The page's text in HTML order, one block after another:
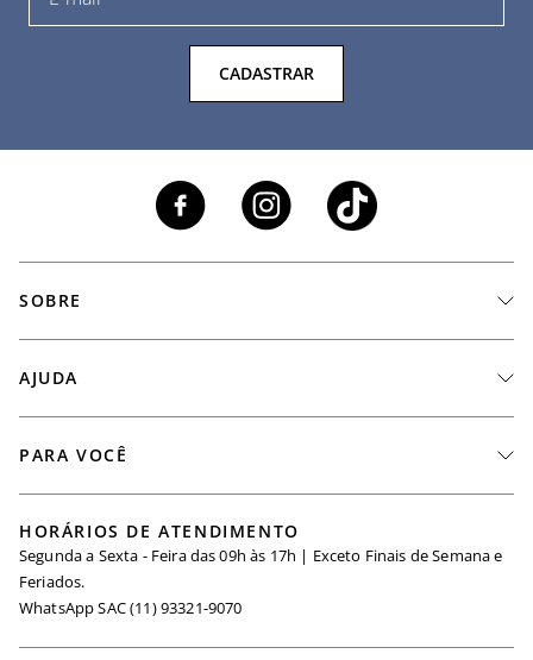
CADASTRAR
SOBRE
Seja um Revendedor
Igualdade Salarial
Requisição de Dados
AJUDA
Minha Conta
Trocas
PARA VOCÊ
Maternidade
Seja um Afiliado
HORÁRIOS DE ATENDIMENTO
Segunda a Sexta - Feira das 09h às 17h | Exceto Finais de Semana e
Feriados.
WhatsApp SAC (11) 93321-9070